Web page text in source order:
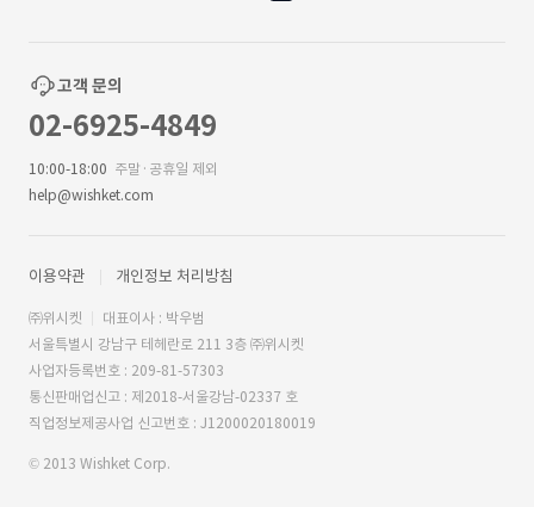
고객 문의
02-6925-4849
10:00-18:00 주말·공휴일 제외
help@wishket.com
이용약관 개인정보 처리방침
㈜위시켓
대표이사 : 박우범
서울특별시 강남구 테헤란로 211 3층 ㈜위시켓
사업자등록번호 : 209-81-57303
통신판매업신고 : 제2018-서울강남-02337 호
직업정보제공사업 신고번호 : J1200020180019
© 2013 Wishket Corp.